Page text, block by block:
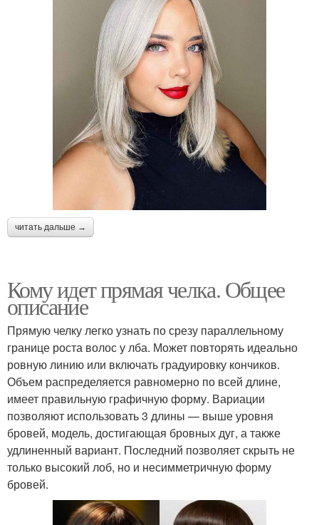
читать дальше →
Кому идет прямая челка. Общее
описание
Прямую челку легко узнать по срезу параллельному
границе роста волос у лба. Может повторять идеально
ровную линию или включать градуировку кончиков.
Объем распределяется равномерно по всей длине,
имеет правильную графичную форму. Вариации
позволяют использовать 3 длины — выше уровня
бровей, модель, достигающая бровных дуг, а также
удлиненный вариант. Последний позволяет скрыть не
только высокий лоб, но и несимметричную форму
бровей.